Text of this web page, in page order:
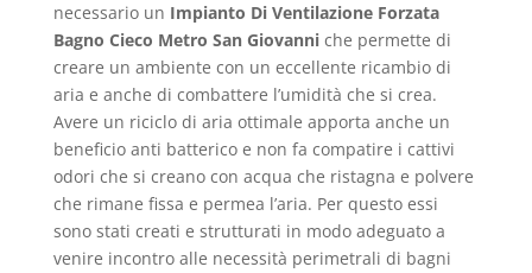
necessario un Impianto Di Ventilazione Forzata
Bagno Cieco Metro San Giovanniche permette di
creare un ambiente con un eccellente ricambio di
aria e anche di combattere l’umidità che si crea.
Avere un riciclo di aria ottimale apporta anche un
beneficio anti batterico e non fa compatire i cattivi
odori che si creano con acqua che ristagna e polvere
che rimane fissa e permea l’aria. Per questo essi
sono stati creati e strutturati in modo adeguato a
venire incontro alle necessità perimetrali di bagni